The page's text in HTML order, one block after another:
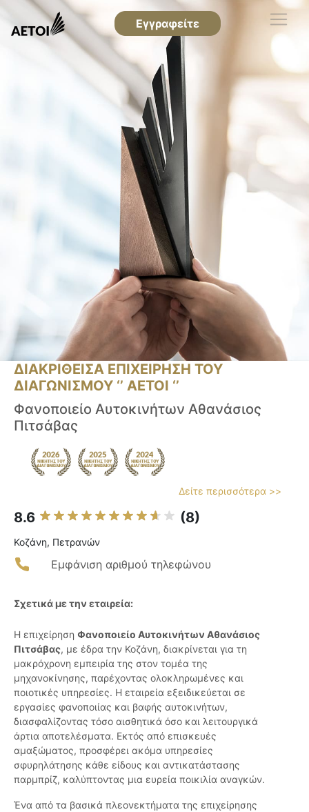
Εγγραφείτε
ΔΙΑΚΡΙΘΕΙΣΑ ΕΠΙΧΕΙΡΗΣΗ ΤΟΥ
ΔΙΑΓΩΝΙΣΜΟΥ ‘’ ΑΕΤΟΙ ‘’
Φανοποιείο Αυτοκινήτων Αθανάσιος
Πιτσάβας
Δείτε περισσότερα >>
8.6 (8)
Κοζάνη, Πετρανών
Εμφάνιση αριθμού τηλεφώνου
Σχετικά με την εταιρεία:
Η επιχείρηση Φανοποιείο Αυτοκινήτων Αθανάσιος
Πιτσάβας, με έδρα την Κοζάνη, διακρίνεται για τη
μακρόχρονη εμπειρία της στον τομέα της
μηχανοκίνησης, παρέχοντας ολοκληρωμένες και
ποιοτικές υπηρεσίες. Η εταιρεία εξειδικεύεται σε
εργασίες φανοποιίας και βαφής αυτοκινήτων,
διασφαλίζοντας τόσο αισθητικά όσο και λειτουργικά
άρτια αποτελέσματα. Εκτός από επισκευές
αμαξώματος, προσφέρει ακόμα υπηρεσίες
σφυρηλάτησης κάθε είδους και αντικατάστασης
παρμπρίζ, καλύπτοντας μια ευρεία ποικιλία αναγκών.
Ένα από τα βασικά πλεονεκτήματα της επιχείρησης